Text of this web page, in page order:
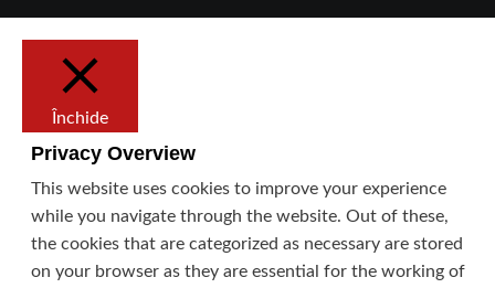
Închide
Privacy Overview
This website uses cookies to improve your experience
while you navigate through the website. Out of these,
the cookies that are categorized as necessary are stored
on your browser as they are essential for the working of